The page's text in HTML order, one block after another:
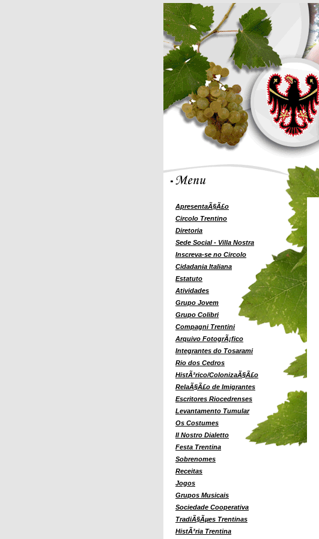
ApresentaÃ§Ã£o
Circolo Trentino
Diretoria
Sede Social - Villa Nostra
Inscreva-se no Circolo
Cidadania Italiana
Estatuto
Atividades
Grupo Jovem
Grupo Colibri
Compagni Trentini
Arquivo FotogrÃ¡fico
Integrantes do Tosarami
Rio dos Cedros
HistÃ³rico/ColonizaÃ§Ã£o
RelaÃ§Ã£o de Imigrantes
Escritores Riocedrenses
Levantamento Tumular
Os Costumes
Il Nostro Dialetto
Festa Trentina
Sobrenomes
Receitas
Jogos
Grupos Musicais
Sociedade Cooperativa
TradiÃ§Ãµes Trentinas
HistÃ³ria Trentina